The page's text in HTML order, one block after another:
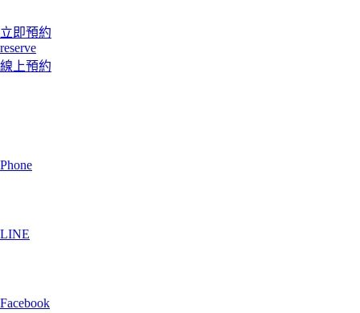
立即預約
reserve
線上預約
Phone
LINE
Facebook